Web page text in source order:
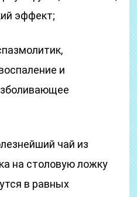
эффект;
и
чай из
на столовую ложку
в равных